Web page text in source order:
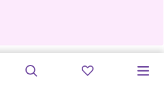
czerwoną sukienkę z
Ariana absolutnie kocha
filtrów. Baw się dobrze z tą uroczą
PRINXY
ŚLUBNA
ZNANI